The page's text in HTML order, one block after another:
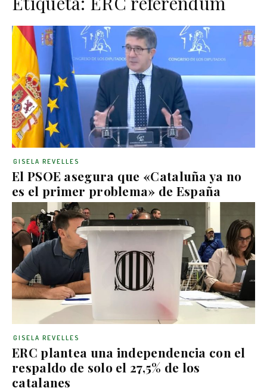
El PSOE asegura que «Cataluña ya no
es el primer problema» de España
GISELA REVELLES
ERC plantea una independencia con el
respaldo de solo el 27,5% de los
catalanes
GISELA REVELLES